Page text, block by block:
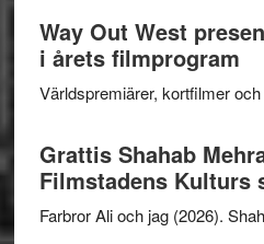
Way Out West
i årets filmprogram
Världspremiärer, kortfilmer
Grattis Shahab
Filmstadens Kulturs
Farbror Ali och jag (2026).